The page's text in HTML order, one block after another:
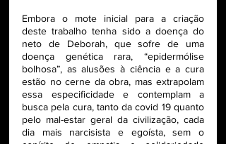
Embora o mote inicial para a criação
deste trabalho tenha sido a doença do
neto de Deborah, que sofre de uma
doença genética rara, “epidermólise
bolhosa”, as alusões à ciência e a cura
estão no cerne da obra, mas extrapolam
essa especificidade e contemplam a
busca pela cura, tanto da covid 19 quanto
pelo mal-estar geral da civilização, cada
dia mais narcisista e egoísta, sem o